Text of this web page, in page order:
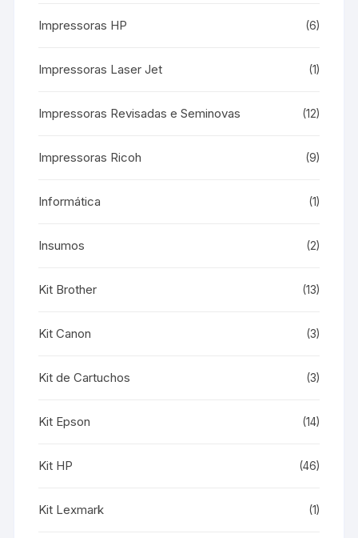
Impressoras HP (6)
Impressoras Laser Jet (1)
Impressoras Revisadas e Seminovas (12)
Impressoras Ricoh (9)
Informática (1)
Insumos (2)
Kit Brother (13)
Kit Canon (3)
Kit de Cartuchos (3)
Kit Epson (14)
Kit HP (46)
Kit Lexmark (1)